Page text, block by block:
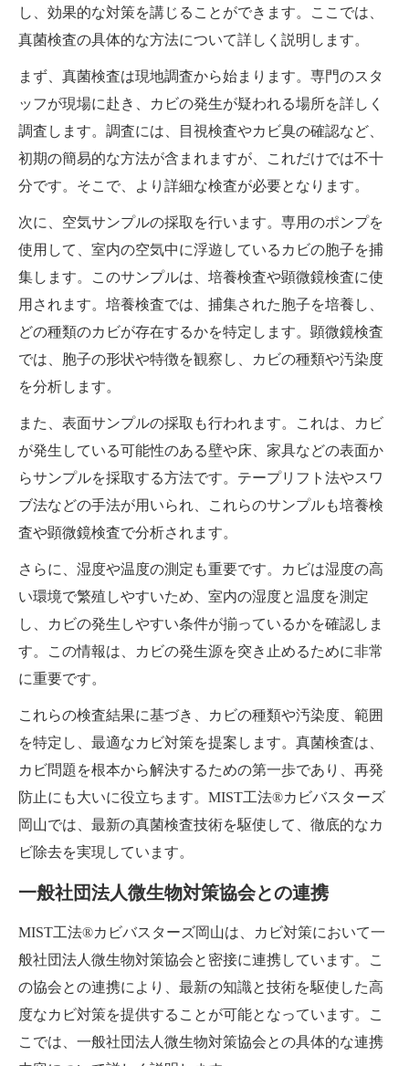
し、効果的な対策を講じることができます。ここでは、
真菌検査の具体的な方法について詳しく説明します。
まず、真菌検査は現地調査から始まります。専門のスタ
ッフが現場に赴き、カビの発生が疑われる場所を詳しく
調査します。調査には、目視検査やカビ臭の確認など、
初期の簡易的な方法が含まれますが、これだけでは不十
分です。そこで、より詳細な検査が必要となります。
次に、空気サンプルの採取を行います。専用のポンプを
使用して、室内の空気中に浮遊しているカビの胞子を捕
集します。このサンプルは、培養検査や顕微鏡検査に使
用されます。培養検査では、捕集された胞子を培養し、
どの種類のカビが存在するかを特定します。顕微鏡検査
では、胞子の形状や特徴を観察し、カビの種類や汚染度
を分析します。
また、表面サンプルの採取も行われます。これは、カビ
が発生している可能性のある壁や床、家具などの表面か
らサンプルを採取する方法です。テープリフト法やスワ
ブ法などの手法が用いられ、これらのサンプルも培養検
査や顕微鏡検査で分析されます。
さらに、湿度や温度の測定も重要です。カビは湿度の高
い環境で繁殖しやすいため、室内の湿度と温度を測定
し、カビの発生しやすい条件が揃っているかを確認しま
す。この情報は、カビの発生源を突き止めるために非常
に重要です。
これらの検査結果に基づき、カビの種類や汚染度、範囲
を特定し、最適なカビ対策を提案します。真菌検査は、
カビ問題を根本から解決するための第一歩であり、再発
防止にも大いに役立ちます。MIST工法®カビバスターズ
岡山では、最新の真菌検査技術を駆使して、徹底的なカ
ビ除去を実現しています。
一般社団法人微生物対策協会との連携
MIST工法®カビバスターズ岡山は、カビ対策において一
般社団法人微生物対策協会と密接に連携しています。こ
の協会との連携により、最新の知識と技術を駆使した高
度なカビ対策を提供することが可能となっています。こ
こでは、一般社団法人微生物対策協会との具体的な連携